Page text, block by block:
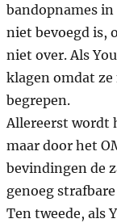
bandopnames
niet bevoegd is,
niet over. Als
klagen omdat
begrepen.
Allereerst wordt
maar door het
bevindingen de
genoeg
Ten tweede, als